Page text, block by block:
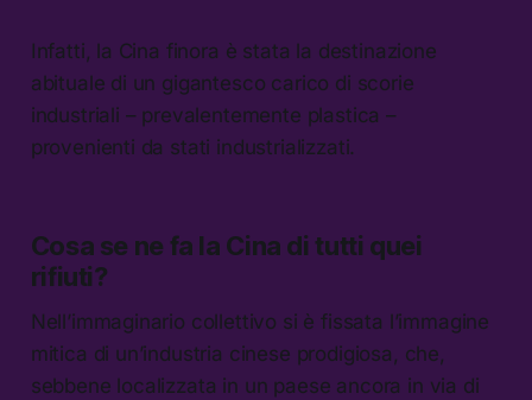
Infatti, la Cina finora è stata la destinazione
abituale di un gigantesco carico di scorie
industriali – prevalentemente plastica –
provenienti da stati industrializzati.
Cosa se ne fa la Cina di tutti quei
rifiuti?
Nell’immaginario collettivo si è fissata l’immagine
mitica di un’industria cinese prodigiosa, che,
sebbene localizzata in un paese ancora in via di